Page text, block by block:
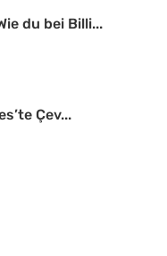
du bei Billi...
Çev...